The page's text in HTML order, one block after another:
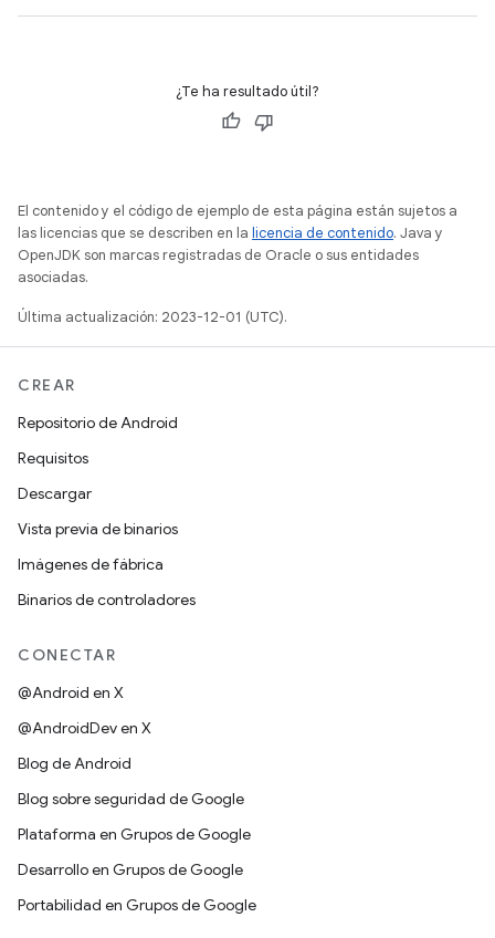
¿Te ha resultado útil?
El contenido y el código de ejemplo de esta página están sujetos a
las licencias que se describen en la licencia de contenido. Java y
OpenJDK son marcas registradas de Oracle o sus entidades
asociadas.
Última actualización: 2023-12-01 (UTC).
CREAR
Repositorio de Android
Requisitos
Descargar
Vista previa de binarios
Imágenes de fábrica
Binarios de controladores
CONECTAR
@Android en X
@AndroidDev en X
Blog de Android
Blog sobre seguridad de Google
Plataforma en Grupos de Google
Desarrollo en Grupos de Google
Portabilidad en Grupos de Google